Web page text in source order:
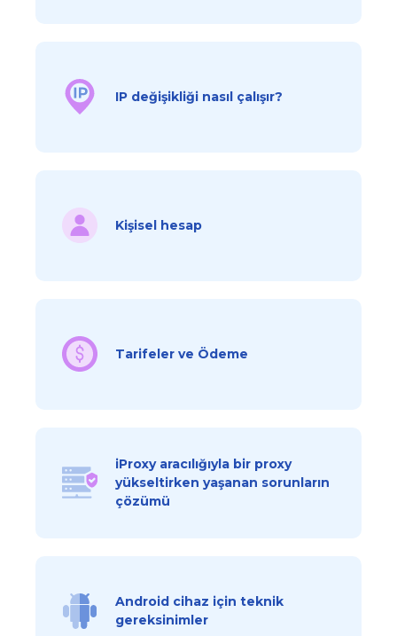
IP değişikliği nasıl çalışır?
Kişisel hesap
Tarifeler ve Ödeme
iProxy aracılığıyla bir proxy
yükseltirken yaşanan sorunların
çözümü
Android cihaz için teknik
gereksinimler